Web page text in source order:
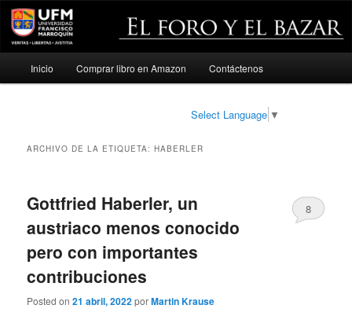
Ir
Ir
Inicio Comprar libro en Amazon Contáctenos
Select Language ▼
ARCHIVO DE LA ETIQUETA:HABERLER
Gottfried Haberler, un
austriaco menos conocido
pero con importantes
contribuciones
Posted on21 abril, 2022porMartin Krause
8